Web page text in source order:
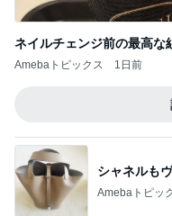
ネイルチェンジ前の最高な
Amebaトピックス 1日前
シャネルも
Amebaトピッ